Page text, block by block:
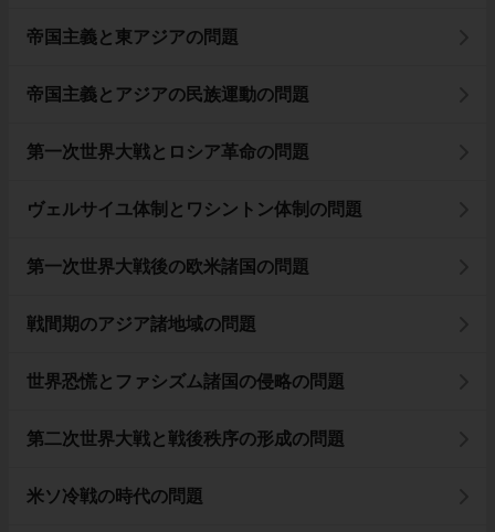
帝国主義と東アジアの問題
帝国主義とアジアの民族運動の問題
第一次世界大戦とロシア革命の問題
ヴェルサイユ体制とワシントン体制の問題
第一次世界大戦後の欧米諸国の問題
戦間期のアジア諸地域の問題
世界恐慌とファシズム諸国の侵略の問題
第二次世界大戦と戦後秩序の形成の問題
米ソ冷戦の時代の問題